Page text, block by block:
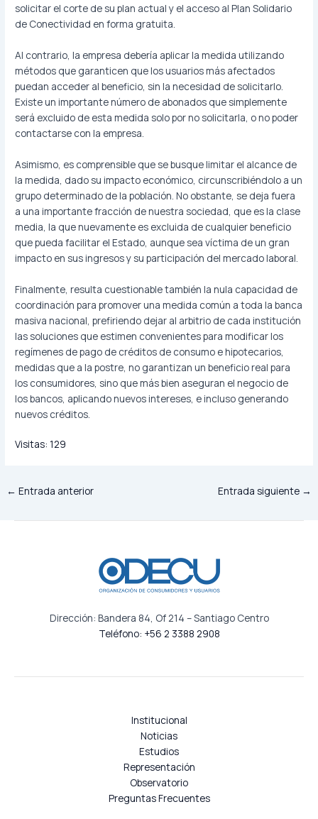
solicitar el corte de su plan actual y el acceso al Plan Solidario
de Conectividad en forma gratuita.
Al contrario, la empresa debería aplicar la medida utilizando
métodos que garanticen que los usuarios más afectados
puedan acceder al beneficio, sin la necesidad de solicitarlo.
Existe un importante número de abonados que simplemente
será excluido de esta medida solo por no solicitarla, o no poder
contactarse con la empresa.
Asimismo, es comprensible que se busque limitar el alcance de
la medida, dado su impacto económico, circunscribiéndolo a un
grupo determinado de la población. No obstante, se deja fuera
a una importante fracción de nuestra sociedad, que es la clase
media, la que nuevamente es excluida de cualquier beneficio
que pueda facilitar el Estado, aunque sea víctima de un gran
impacto en sus ingresos y su participación del mercado laboral.
Finalmente, resulta cuestionable también la nula capacidad de
coordinación para promover una medida común a toda la banca
masiva nacional, prefiriendo dejar al arbitrio de cada institución
las soluciones que estimen convenientes para modificar los
regímenes de pago de créditos de consumo e hipotecarios,
medidas que a la postre, no garantizan un beneficio real para
los consumidores, sino que más bien aseguran el negocio de
los bancos, aplicando nuevos intereses, e incluso generando
nuevos créditos.
Visitas: 129
← Entrada anterior Entrada siguiente →
Dirección: Bandera 84, Of 214 – Santiago Centro
Teléfono: +56 2 3388 2908
Institucional
Noticias
Estudios
Representación
Observatorio
Preguntas Frecuentes